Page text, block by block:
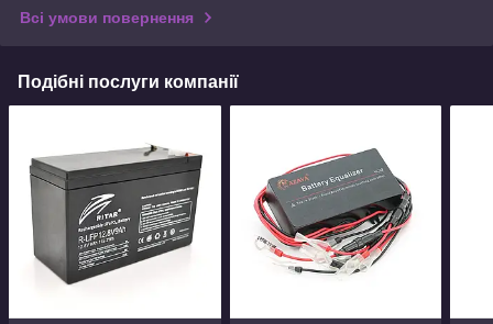
Всі умови повернення
Подібні послуги компанії